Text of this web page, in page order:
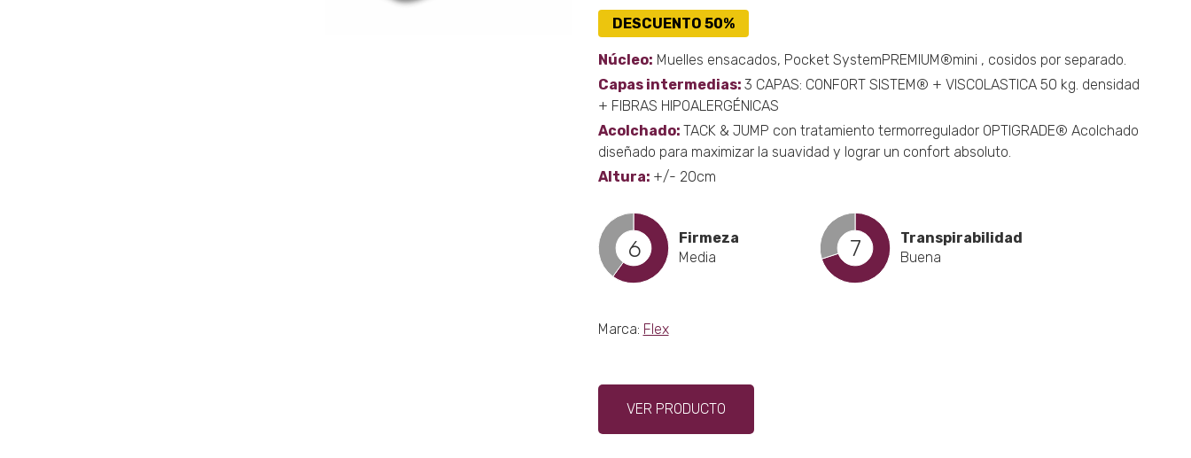
producto
DESCUENTO 50%
Núcleo: Muelles ensacados, Pocket SystemPREMIUM®mini , cosidos por separado.
Capas intermedias: 3 CAPAS: CONFORT SISTEM® + VISCOLASTICA 50 kg. densidad
+ FIBRAS HIPOALERGÉNICAS
Acolchado: TACK & JUMP con tratamiento termorregulador OPTIGRADE® Acolchado
diseñado para maximizar la suavidad y lograr un confort absoluto.
Altura: +/- 20cm
6
Firmeza
Media
7
Transpirabilidad
Buena
Marca: Flex
VER PRODUCTO
Este
tiene